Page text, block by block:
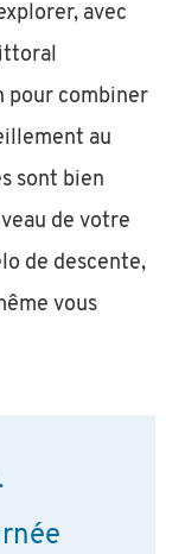
avec
pour combiner
au
sont bien
de votre
de descente,
vous